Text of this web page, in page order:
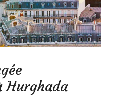
Hurghada